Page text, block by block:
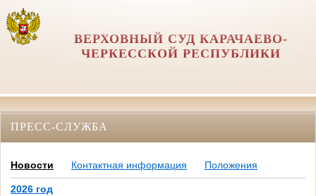
ВЕРХОВНЫЙ СУД КАРАЧАЕВО-
ЧЕРКЕССКОЙ РЕСПУБЛИКИ
ПРЕСС-СЛУЖБА
Новости Контактная информация Положения
2026 год